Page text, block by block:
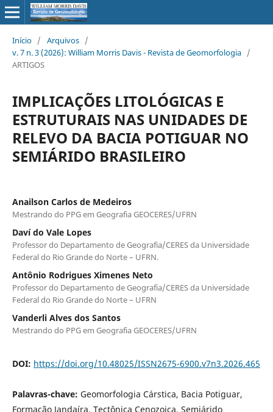
Início / Arquivos /
v. 7 n. 3 (2026): William Morris Davis - Revista de Geomorfologia /
ARTIGOS
IMPLICAÇÕES LITOLÓGICAS E
ESTRUTURAIS NAS UNIDADES DE
RELEVO DA BACIA POTIGUAR NO
SEMIÁRIDO BRASILEIRO
Anailson Carlos de Medeiros
Mestrando do PPG em Geografia GEOCERES/UFRN
Daví do Vale Lopes
Professor do Departamento de Geografia/CERES da Universidade
Federal do Rio Grande do Norte – UFRN.
Antônio Rodrigues Ximenes Neto
Professor do Departamento de Geografia/CERES da Universidade
Federal do Rio Grande do Norte – UFRN
Vanderli Alves dos Santos
Mestrando do PPG em Geografia GEOCERES/UFRN
DOI: https://doi.org/10.48025/ISSN2675-6900.v7n3.2026.465
Palavras-chave: Geomorfologia Cárstica, Bacia Potiguar,
Formação Jandaíra, Tectônica Cenozoica, Semiárido